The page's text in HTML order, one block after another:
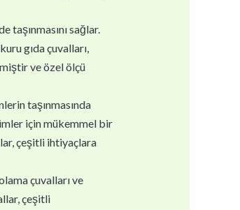
sağlar.
gıda çuvalları,
ve özel ölçü
taşınmasında
için mükemmel bir
çeşitli ihtiyaçlara
çuvalları ve
çeşitli